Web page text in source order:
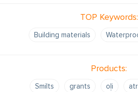
TOP Keywords:
Building materials
Products:
Smilts grants oļi